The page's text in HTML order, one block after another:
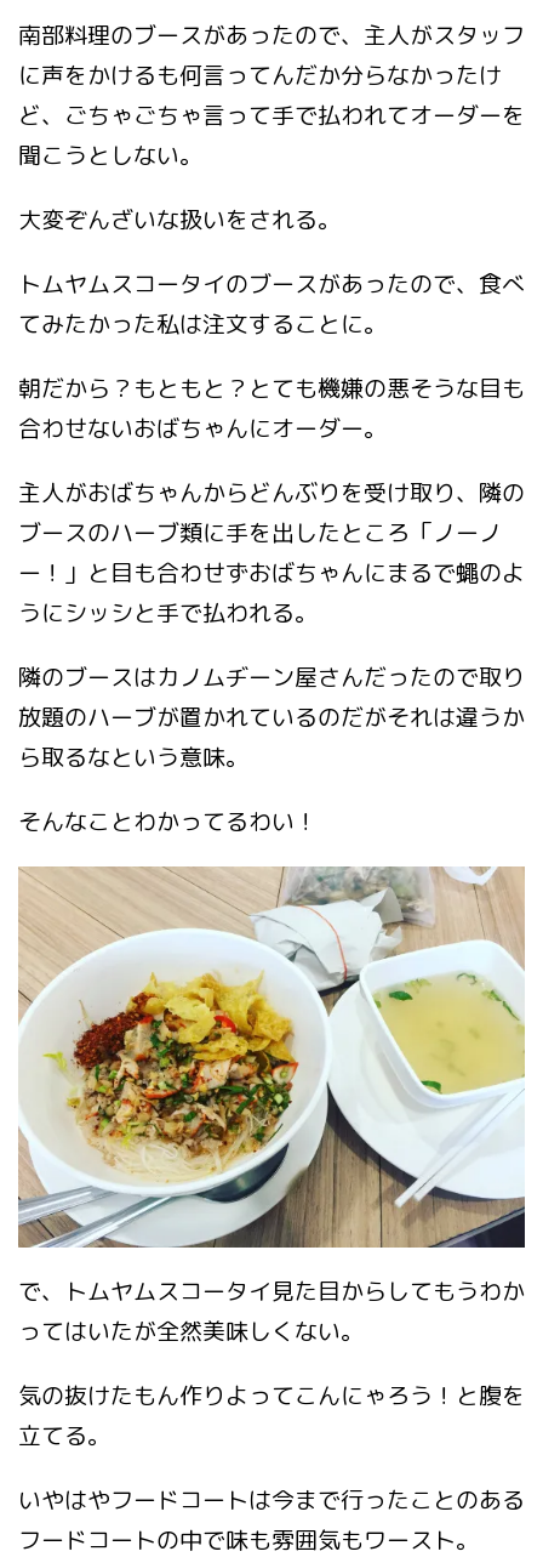
南部料理のブースがあったので、主人がスタッフ
に声をかけるも何言ってんだか分らなかったけ
ど、ごちゃごちゃ言って手で払われてオーダーを
聞こうとしない。
大変ぞんざいな扱いをされる。
トムヤムスコータイのブースがあったので、食べ
てみたかった私は注文することに。
朝だから？もともと？とても機嫌の悪そうな目も
合わせないおばちゃんにオーダー。
主人がおばちゃんからどんぶりを受け取り、隣の
ブースのハーブ類に手を出したところ「ノーノ
ー！」と目も合わせずおばちゃんにまるで蠅のよ
うにシッシと手で払われる。
隣のブースはカノムヂーン屋さんだったので取り
放題のハーブが置かれているのだがそれは違うか
ら取るなという意味。
そんなことわかってるわい！
で、トムヤムスコータイ見た目からしてもうわか
ってはいたが全然美味しくない。
気の抜けたもん作りよってこんにゃろう！と腹を
立てる。
いやはやフードコートは今まで行ったことのある
フードコートの中で味も雰囲気もワースト。